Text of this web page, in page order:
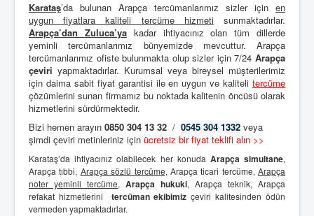
Karataş’da bulunan Arapça tercümanlarımız sizler için en
uygun fiyatlara kaliteli tercüme hizmetisunmaktadırlar.
Arapça’dan Zuluca’yakadar ihtiyacınız olan tüm dillerde
yeminli tercümanlarımız bünyemizde mevcuttur. Arapça
tercümanlarımız ofiste bulunmakta olup sizler için 7/24 Arapça
çeviri yapmaktadırlar. Kurumsal veya bireysel müşterilerimiz
için daima sabit fiyat garantisi ile en uygun ve kaliteli tercüme
çözümlerini sunan firmamız bu noktada kalitenin öncüsü olarak
hizmetlerini sürdürmektedir.
Bizi hemen arayın 0850 304 13 32 / 0545 304 1332 veya
şimdi çeviri metinleriniz için ücretsiz bir fiyat teklifi alın >>
Karataş’da ihtiyacınız olabilecek her konuda Arapça simultane,
Arapça tıbbi, Arapça sözlü tercüme, Arapça ticari tercüme, Arapça
noter yeminli tercüme, Arapça hukuki, Arapça teknik, Arapça
refakat hizmetlerini
tercüman ekibimizçeviri kalitesinden ödün
vermeden yapmaktadırlar.